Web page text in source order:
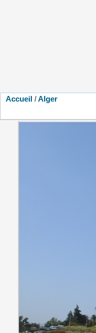
Accueil /Alger